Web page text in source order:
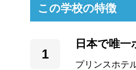
この学校の特徴
日本で唯
プリンスホテ